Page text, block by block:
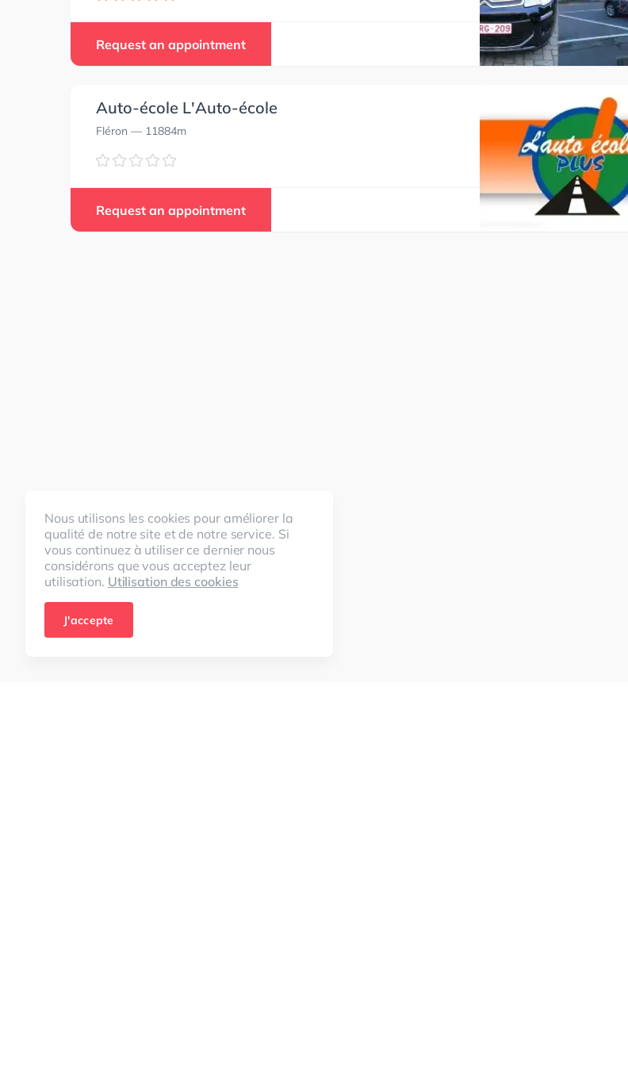
Nous utilisons les cookies pour améliorer la
qualité de notre site et de notre service. Si
vous continuez à utiliser ce dernier nous
considérons que vous acceptez leur
utilisation. Utilisation des cookies
J'accepte
Request an appointment
Auto-école L'Auto-école
Fléron — 11884m
Request an appointment